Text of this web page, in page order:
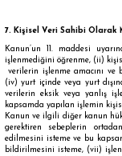
7. Kişisel Veri Sahibi Olarak
Kanun’un 11. maddesi
işlenmediğini öğrenme, (ii)
verilerin işlenme amacını ve
(iv) yurt içinde veya yurt
verilerin eksik veya yanlış
kapsamda yapılan işlemin
Kanun ve ilgili diğer kanun
gerektiren sebeplerin
edilmesini isteme ve bu
bildirilmesini isteme, (vii)